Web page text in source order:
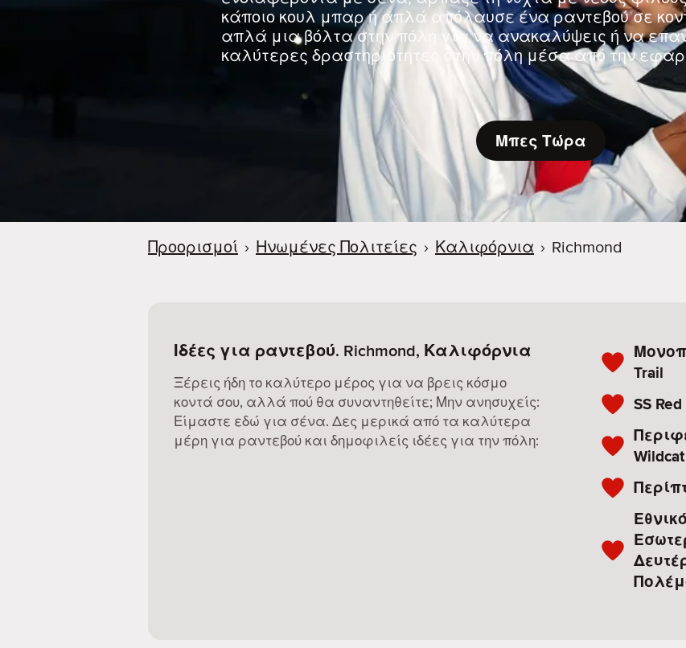
κάποιο κουλ μπαρ ή απλά απόλαυσε ένα ραντεβού σε
απλά μια βόλτα στην πόλη για να ανακαλύψεις ή να
καλύτερες δραστηριότητες στην πόλη μέσα από την
Μπες Τώρα
Προορισμοί › Ηνωμένες Πολιτείες › Καλιφόρνια › Richmond
Ιδέες για ραντεβού. Richmond, Καλιφόρνια
Ξέρεις ήδη το καλύτερο μέρος για να βρεις κόσμο
κοντά σου, αλλά πού θα συναντηθείτε; Μην ανησυχείς:
Είμαστε εδώ για σένα. Δες μερικά από τα καλύτερα
μέρη για ραντεβού και δημοφιλείς ιδέες για την πόλη:
Trail
SS